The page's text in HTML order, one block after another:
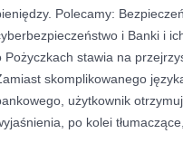
Polecamy:
i Banki i
Pożyczkach stawia na
skomplikowanego
użytkownik
po kolei tłumaczące,